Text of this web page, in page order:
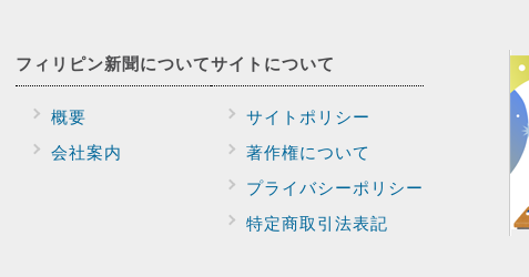
フィリピン新聞について
概要
会社案内
サイトについて
サイトポリシー
著作権について
プライバシーポリシー
特定商取引法表記